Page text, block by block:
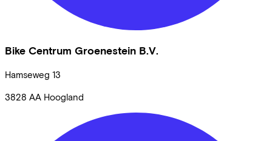
Bike Centrum Groenestein B.V.
Hamseweg 13
3828 AA Hoogland